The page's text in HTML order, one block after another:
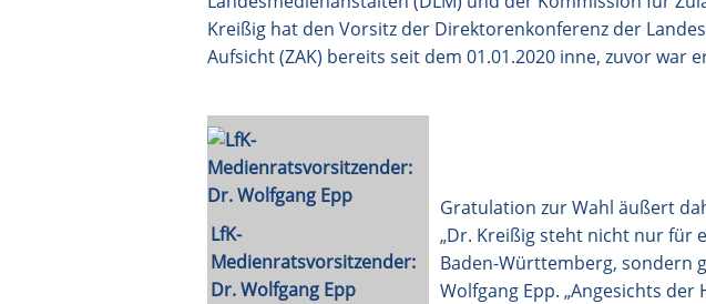
Kreißig hat den Vorsitz der Direktorenkonferenz der
Aufsicht (ZAK) bereits seit dem 01.01.2020 inne, zuvor war
LfK-
Medienratsvorsitzender:
Dr. Wolfgang Epp
Gratulation zur Wahl äußert
„Dr. Kreißig steht nicht nur für
Baden-Württemberg, sondern
Wolfgang Epp. „Angesichts